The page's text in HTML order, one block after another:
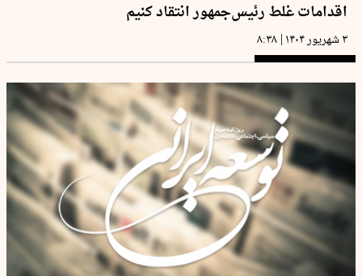
اقدامات غلط رئیس‌جمهور انتقاد کنیم
۳ شهریور ۱۴۰۴ | ۸:۳۸